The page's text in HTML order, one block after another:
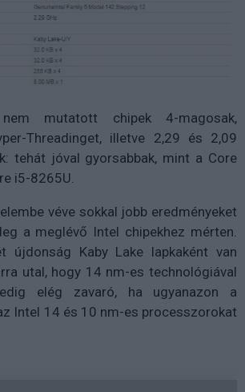
mutatott chipek 4-magosak,
Threadinget, illetve 2,29 és 2,09
tehát jóval gyorsabbak, mint a Core
i5-8265U.
véve sokkal jobb eredményeket
a meglévő Intel chipekhez mérten.
újdonság Kaby Lake lapkaként van
utal, hogy 14 nm-es technológiával
elég zavaró, ha ugyanazon a
Intel 14 és 10 nm-es processzorokat